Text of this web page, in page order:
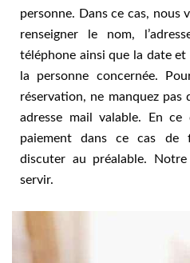
personne. Dans ce cas, nous
renseigner le nom,
téléphone ainsi que la date et
la personne concernée.
réservation, ne manquez pas
adresse mail valable. En
paiement dans ce cas de
discuter au préalable.
servir.